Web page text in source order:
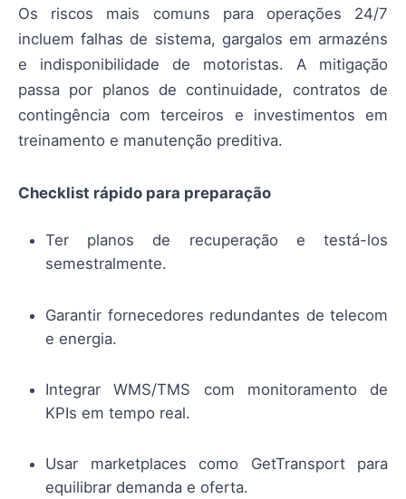
Os riscos mais comuns para operações 24/7
incluem falhas de sistema, gargalos em armazéns
e indisponibilidade de motoristas. A mitigação
passa por planos de continuidade, contratos de
contingência com terceiros e investimentos em
treinamento e manutenção preditiva.
Checklist rápido para preparação
Ter planos de recuperação e testá-los
semestralmente.
Garantir fornecedores redundantes de telecom
e energia.
Integrar WMS/TMS com monitoramento de
KPIs em tempo real.
Usar marketplaces como GetTransport para
equilibrar demanda e oferta.